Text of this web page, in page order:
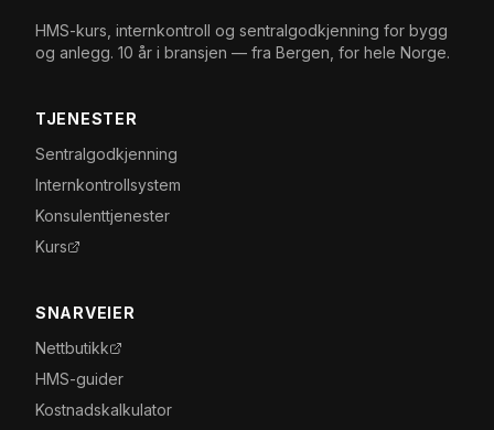
HMS-kurs, internkontroll og sentralgodkjenning for bygg
og anlegg. 10 år i bransjen — fra Bergen, for hele Norge.
TJENESTER
Sentralgodkjenning
Internkontrollsystem
Konsulenttjenester
Kurs
SNARVEIER
Nettbutikk
HMS-guider
Kostnadskalkulator